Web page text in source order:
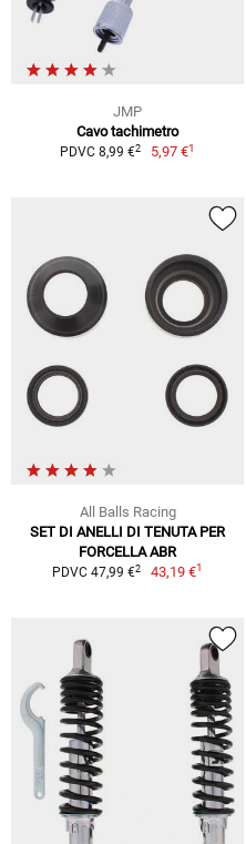
JMP
Cavo tachimetro
PDVC 8,99 €2 5,97 €1
All Balls Racing
SET DI ANELLI DI TENUTA PER
FORCELLA ABR
PDVC 47,99 €2 43,19 €1